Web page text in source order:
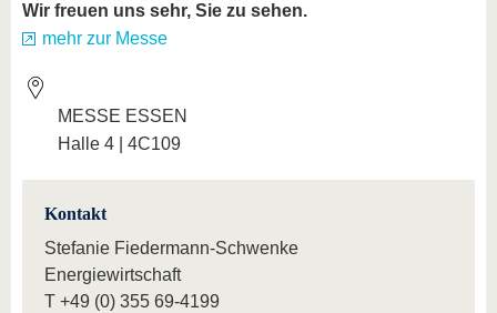
Wir freuen uns sehr, Sie zu sehen.
mehr zur Messe
MESSE ESSEN
Halle 4 | 4C109
Kontakt
Stefanie Fiedermann-Schwenke
Energiewirtschaft
T +49 (0) 355 69-4199